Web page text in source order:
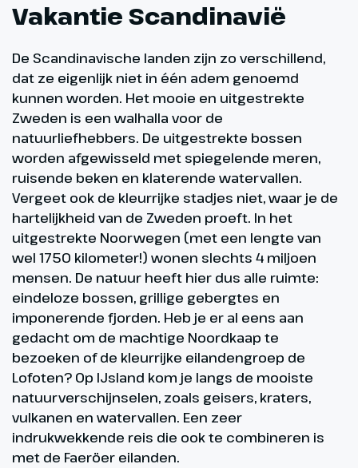
Vakantie Scandinavië
De Scandinavische landen zijn zo verschillend,
dat ze eigenlijk niet in één adem genoemd
kunnen worden. Het mooie en uitgestrekte
Zweden is een walhalla voor de
natuurliefhebbers. De uitgestrekte bossen
worden afgewisseld met spiegelende meren,
ruisende beken en klaterende watervallen.
Vergeet ook de kleurrijke stadjes niet, waar je de
hartelijkheid van de Zweden proeft. In het
uitgestrekte Noorwegen (met een lengte van
wel 1750 kilometer!) wonen slechts 4 miljoen
mensen. De natuur heeft hier dus alle ruimte:
eindeloze bossen, grillige gebergtes en
imponerende fjorden. Heb je er al eens aan
gedacht om de machtige Noordkaap te
bezoeken of de kleurrijke eilandengroep de
Lofoten? Op IJsland kom je langs de mooiste
natuurverschijnselen, zoals geisers, kraters,
vulkanen en watervallen. Een zeer
indrukwekkende reis die ook te combineren is
met de Faeröer eilanden.